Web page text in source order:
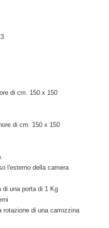
di cm. 150 x 150
di cm. 150 x 150
l'esterno della camera
di una porta di 1 Kg
di una carrozzina